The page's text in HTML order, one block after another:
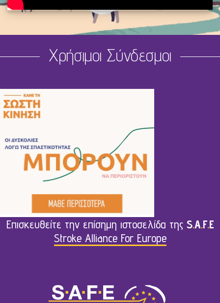
Χρήσιμοι Σύνδεσμοι
Επισκευθείτε την επίσημη ιστοσελίδα της S.A.F.E
Stroke Alliance For Europe